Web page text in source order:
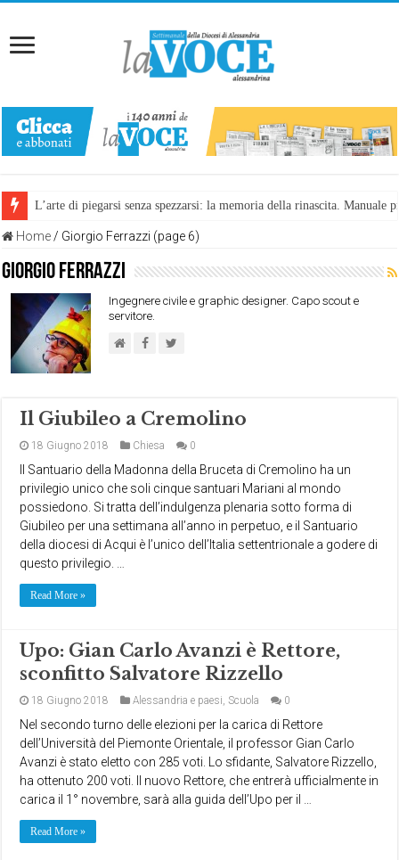
L’arte di piegarsi senza spezzarsi: la memoria della rinascita.
Home / Giorgio Ferrazzi (page 6)
Giorgio Ferrazzi
Ingegnere civile e graphic designer. Capo scout e
servitore.
Il Giubileo a Cremolino
18 Giugno 2018 Chiesa 0
Il Santuario della Madonna della Bruceta di Cremolino ha un
privilegio unico che soli cinque santuari Mariani al mondo
possiedono. Si tratta dell’indulgenza plenaria sotto forma di
Giubileo per una settimana all’anno in perpetuo, e il Santuario
della diocesi di Acqui è l’unico dell’Italia settentrionale a godere di
questo privilegio. …
Read More »
Upo: Gian Carlo Avanzi è Rettore,
sconfitto Salvatore Rizzello
18 Giugno 2018 Alessandria e paesi,Scuola 0
Nel secondo turno delle elezioni per la carica di Rettore
dell’Università del Piemonte Orientale, il professor Gian Carlo
Avanzi è stato eletto con 285 voti. Lo sfidante, Salvatore Rizzello,
ha ottenuto 200 voti. Il nuovo Rettore, che entrerà ufficialmente in
carica il 1° novembre, sarà alla guida dell’Upo per il …
Read More »